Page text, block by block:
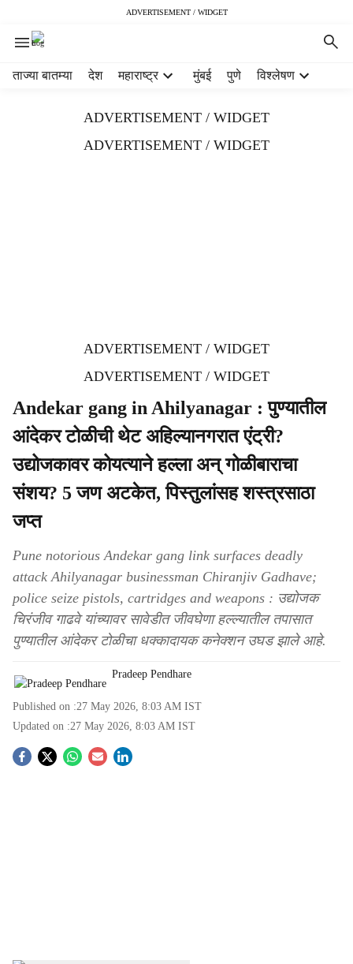
ADVERTISEMENT / WIDGET
ताज्या बातम्या देश महाराष्ट्र मुंबई पुणे विश्लेषण
ADVERTISEMENT / WIDGET
ADVERTISEMENT / WIDGET
ADVERTISEMENT / WIDGET
ADVERTISEMENT / WIDGET
Andekar gang in Ahilyanagar : पुण्यातील
आंदेकर टोळीची थेट अहिल्यानगरात एंट्री?
उद्योजकावर कोयत्याने हल्ला अन् गोळीबाराचा
संशय? 5 जण अटकेत, पिस्तुलांसह शस्त्रसाठा
जप्त
Pune notorious Andekar gang link surfaces deadly
attack Ahilyanagar businessman Chiranjiv Gadhave;
police seize pistols, cartridges and weapons : उद्योजक
चिरंजीव गाढवे यांच्यावर सावेडीत जीवघेणा हल्ल्यातील तपासात
पुण्यातील आंदेकर टोळीचा धक्कादायक कनेक्शन उघड झाले आहे.
Pradeep Pendhare
Published on :27 May 2026, 8:03 AM IST
Updated on :27 May 2026, 8:03 AM IST
S